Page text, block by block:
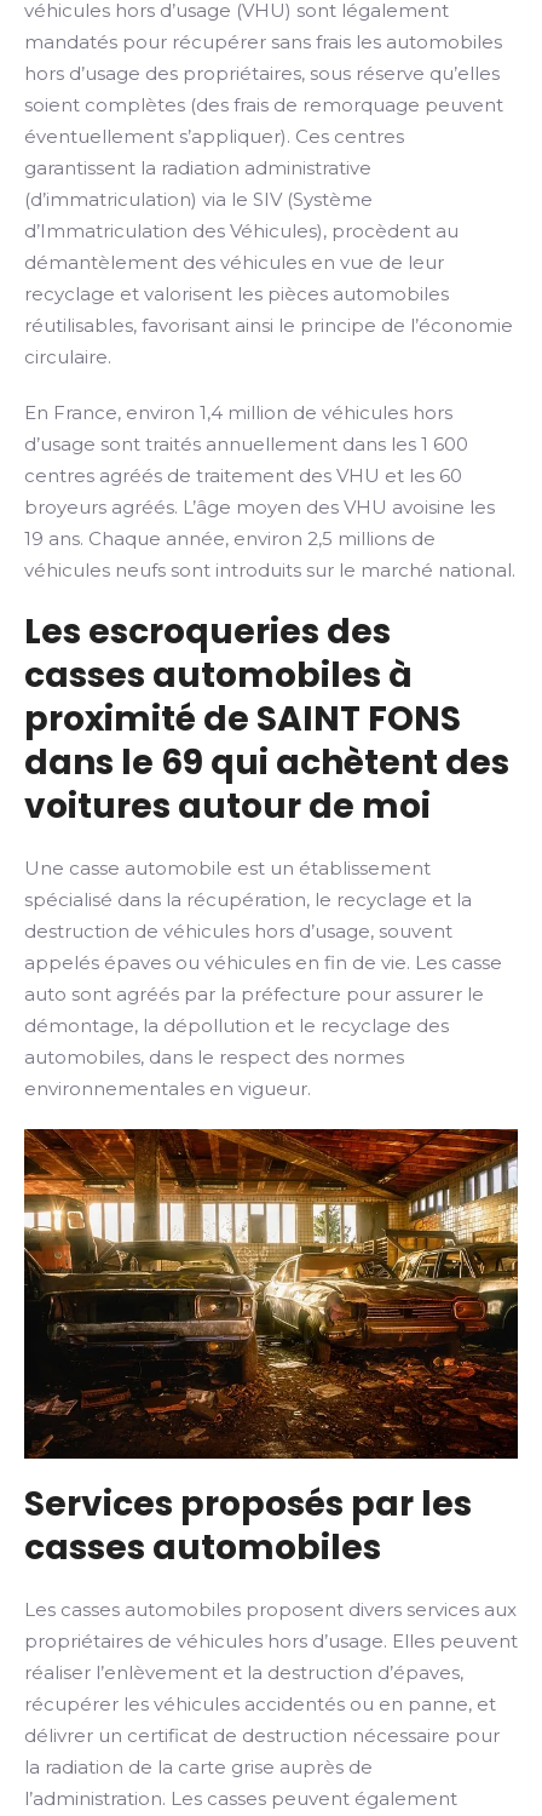
véhicules hors d’usage (VHU) sont légalement
mandatés pour récupérer sans frais les automobiles
hors d’usage des propriétaires, sous réserve qu’elles
soient complètes (des frais de remorquage peuvent
éventuellement s’appliquer). Ces centres
garantissent la radiation administrative
(d’immatriculation) via le SIV (Système
d’Immatriculation des Véhicules), procèdent au
démantèlement des véhicules en vue de leur
recyclage et valorisent les pièces automobiles
réutilisables, favorisant ainsi le principe de l’économie
circulaire.
En France, environ 1,4 million de véhicules hors
d’usage sont traités annuellement dans les 1 600
centres agréés de traitement des VHU et les 60
broyeurs agréés. L’âge moyen des VHU avoisine les
19 ans. Chaque année, environ 2,5 millions de
véhicules neufs sont introduits sur le marché national.
Les escroqueries des
casses automobiles à
proximité de SAINT FONS
dans le 69 qui achètent des
voitures autour de moi
Une casse automobile est un établissement
spécialisé dans la récupération, le recyclage et la
destruction de véhicules hors d’usage, souvent
appelés épaves ou véhicules en fin de vie. Les casse
auto sont agréés par la préfecture pour assurer le
démontage, la dépollution et le recyclage des
automobiles, dans le respect des normes
environnementales en vigueur.
Services proposés par les
casses automobiles
Les casses automobiles proposent divers services aux
propriétaires de véhicules hors d’usage. Elles peuvent
réaliser l’enlèvement et la destruction d’épaves,
récupérer les véhicules accidentés ou en panne, et
délivrer un certificat de destruction nécessaire pour
la radiation de la carte grise auprès de
l’administration. Les casses peuvent également